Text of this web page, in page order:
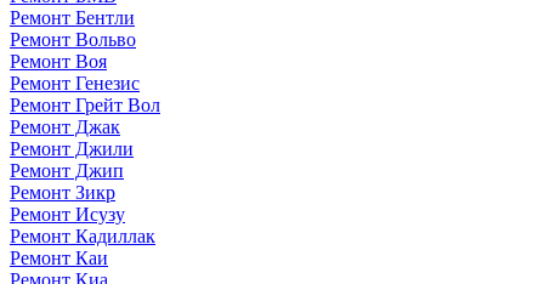
Ремонт Бентли
Ремонт Вольво
Ремонт Воя
Ремонт Генезис
Ремонт Грейт Вол
Ремонт Джак
Ремонт Джили
Ремонт Джип
Ремонт Зикр
Ремонт Исузу
Ремонт Кадиллак
Ремонт Каи
Ремонт Киа